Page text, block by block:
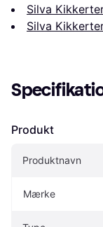
Silva
Silva
Produkt
Produktnavn
Mærke